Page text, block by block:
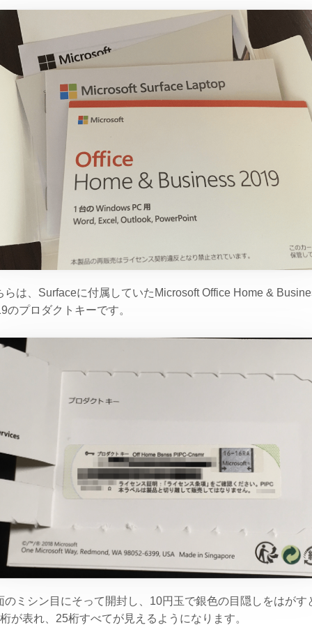
らは、Surfaceに付属していたMicrosoft Office Home &
のプロダクトキーです。
のミシン目にそって開封し、10円玉で銀色の目隠しをはがす
が表れ、25桁すべてが見えるようになります。